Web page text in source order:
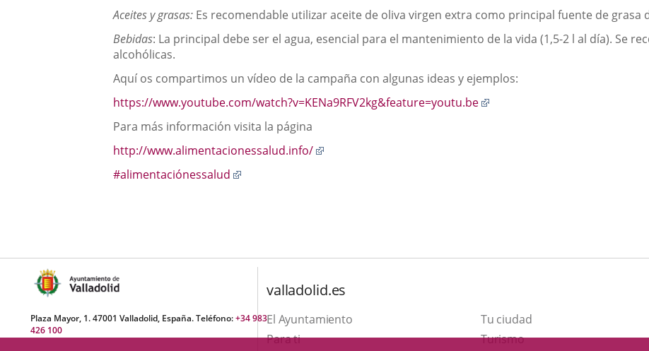
Aceites y grasas: Es recomendable utilizar aceite de oliva virgen extra como principal fuente de
Bebidas: La principal debe ser el agua, esencial para el mantenimiento de la vida (1,5-2 l al día). Se
alcohólicas.
Aquí os compartimos un vídeo de la campaña con algunas ideas y ejemplos:
https://www.youtube.com/watch?v=KENa9RFV2kg&feature=youtu.be
Para más información visita la página
http://www.alimentacionessalud.info/
#alimentaciónessalud
Plaza Mayor, 1. 47001 Valladolid, España. Teléfono:+34 983
426 100
valladolid.es
El Ayuntamiento
Tu ciudad
Para ti
TurismoThis